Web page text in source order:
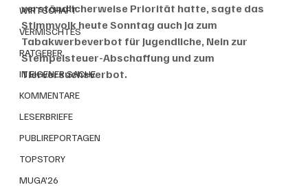
WIRTSCHAFT
VERMISCHTES
RATGEBER
IN EIGENER SACHE
KOMMENTARE
LESERBRIEFE
PUBLIREPORTAGEN
TOPSTORY
MUGA'26
verständlicherweise Priorität hatte, sagte das
Stimmvolk heute Sonntag auch Ja zum
Tabakwerbeverbot für Jugendliche, Nein zur
Stempelsteuer-Abschaffung und zum
Tierversuchsverbot.